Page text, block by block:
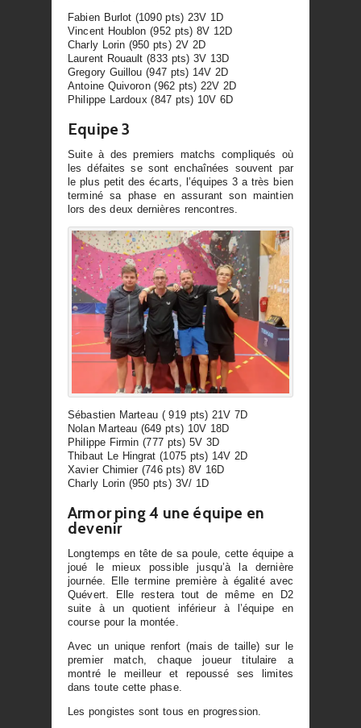
Fabien Burlot (1090 pts) 23V 1D
Vincent Houblon (952 pts) 8V 12D
Charly Lorin (950 pts) 2V 2D
Laurent Rouault (833 pts) 3V 13D
Gregory Guillou (947 pts) 14V 2D
Antoine Quivoron (962 pts) 22V 2D
Philippe Lardoux (847 pts) 10V 6D
Equipe 3
Suite à des premiers matchs compliqués où
les défaites se sont enchaînées souvent par
le plus petit des écarts, l’équipes 3 a très bien
terminé sa phase en assurant son maintien
lors des deux dernières rencontres.
Sébastien Marteau ( 919 pts) 21V 7D
Nolan Marteau (649 pts) 10V 18D
Philippe Firmin (777 pts) 5V 3D
Thibaut Le Hingrat (1075 pts) 14V 2D
Xavier Chimier (746 pts) 8V 16D
Charly Lorin (950 pts) 3V/ 1D
Armor ping 4 une équipe en
devenir
Longtemps en tête de sa poule, cette équipe a
joué le mieux possible jusqu’à la dernière
journée. Elle termine première à égalité avec
Quévert. Elle restera tout de même en D2
suite à un quotient inférieur à l’équipe en
course pour la montée.
Avec un unique renfort (mais de taille) sur le
premier match, chaque joueur titulaire a
montré le meilleur et repoussé ses limites
dans toute cette phase.
Les pongistes sont tous en progression.